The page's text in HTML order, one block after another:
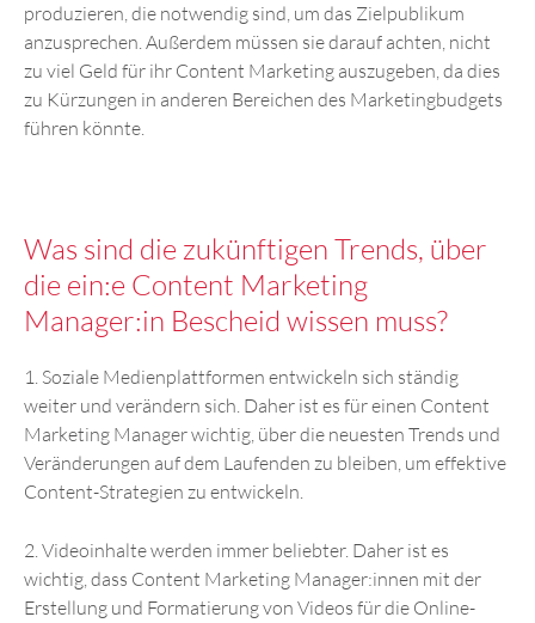
produzieren, die notwendig sind, um das Zielpublikum
anzusprechen. Außerdem müssen sie darauf achten, nicht
zu viel Geld für ihr Content Marketing auszugeben, da dies
zu Kürzungen in anderen Bereichen des Marketingbudgets
führen könnte.
Was sind die zukünftigen Trends, über
die ein:e Content Marketing
Manager:in Bescheid wissen muss?
1. Soziale Medienplattformen entwickeln sich ständig
weiter und verändern sich. Daher ist es für einen Content
Marketing Manager wichtig, über die neuesten Trends und
Veränderungen auf dem Laufenden zu bleiben, um effektive
Content-Strategien zu entwickeln.
2. Videoinhalte werden immer beliebter. Daher ist es
wichtig, dass Content Marketing Manager:innen mit der
Erstellung und Formatierung von Videos für die Online-